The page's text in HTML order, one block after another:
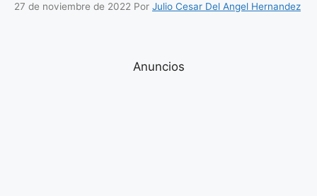
27 de noviembre de 2022 Por Julio Cesar Del Angel Hernandez
Anuncios